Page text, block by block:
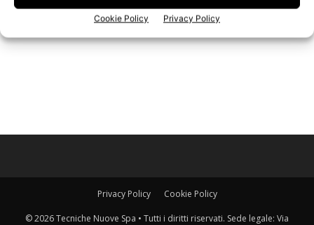
Cookie Policy Privacy Policy
Privacy Policy Cookie Policy
© 2026 Tecniche Nuove Spa • Tutti i diritti riservati. Sede legale: Via